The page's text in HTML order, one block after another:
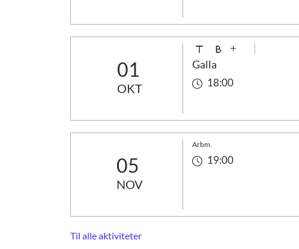
01
OKT
Galla
18:00
05
NOV
Arbm.
19:00
Til alle aktiviteter